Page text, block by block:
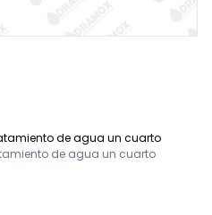
de agua un cuarto
de agua un cuarto